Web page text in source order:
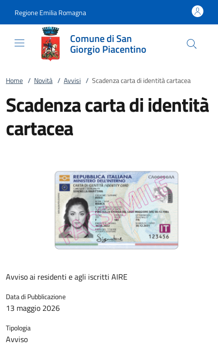
Regione Emilia Romagna
Comune di San
Giorgio Piacentino
Home / Novità / Avvisi / Scadenza carta di identità cartacea
Scadenza carta di identità
cartacea
Avviso ai residenti e agli iscritti AIRE
Data di Pubblicazione
13 maggio 2026
Tipologia
Avviso